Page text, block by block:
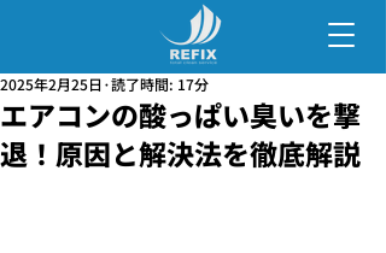
エアコンの酸っぱい臭いを撃
退！原因と解決法を徹底解説
2025年2月25日 読了時間: 17分